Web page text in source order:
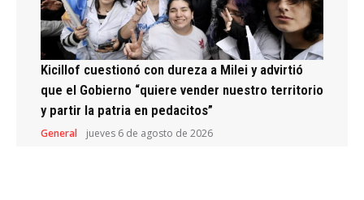
Kicillof cuestionó con dureza a Milei y advirtió
que el Gobierno “quiere vender nuestro territorio
y partir la patria en pedacitos”
General jueves 6 de agosto de 2026